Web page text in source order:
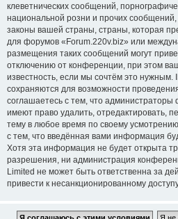
клеветнических сообщений,
национальной розни и прочих
законы вашей страны, страны, которая
для форумов «Forum.220v.biz» или
размещения таких сообщений могут
отключению от конференции, при этом
известность, если мы сочтём это нужным.
сохраняются для возможности
соглашаетесь с тем, что администраторы
имеют право удалить, отредактировать,
тему в любое время по своему
с тем, что введённая вами информация
Хотя эта информация не будет открыта
разрешения, ни администрация
Limited не может быть ответственна за
привести к несанкционированному